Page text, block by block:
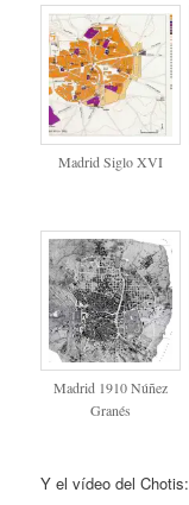
Madrid Siglo XVI
Madrid 1910 Núñez
Granés
Y el vídeo del Chotis: